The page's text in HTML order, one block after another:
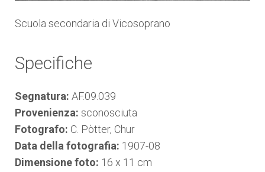
Scuola secondaria di Vicosoprano
Specifiche
Segnatura: AF.09.039
Provenienza: sconosciuta
Fotografo: C. Pòtter, Chur
Data della fotografia: 1907-08
Dimensione foto: 16 x 11 cm